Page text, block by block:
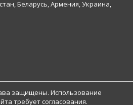
Беларусь, Армения, Украина,
защищены. Использование
требует согласования.